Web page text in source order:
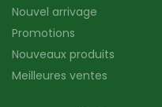
Nouvel arrivage
Promotions
Nouveaux produits
Meilleures ventes